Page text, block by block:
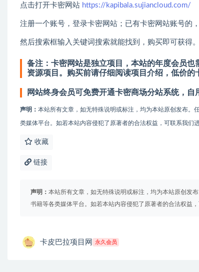
点击打开卡密网站 https://kapibala.sujiancloud.com/
注册一个账号，登录卡密网站；已有卡密网站账号的
然后搜索框输入关键词搜索就能找到，购买即可获得。
备注：卡密网站是独立项目，本站的年度会员
资源项目。购买前请仔细阅读项目介绍，低价的
网站终身会员可免费开通卡密商场分站系统，
声明： 本站所有文章，如无特殊说明或标注，均为本站原创发布。
类媒体平台。如若本站内容侵犯了原著者的合法权益，可联系我们进
收藏
链接
声明： 本站所有文章，如无特殊说明或标注，均为本站原创发
书籍等各类媒体平台。如若本站内容侵犯了原著者的合法权益，
卡皮巴拉项目网 永久会员